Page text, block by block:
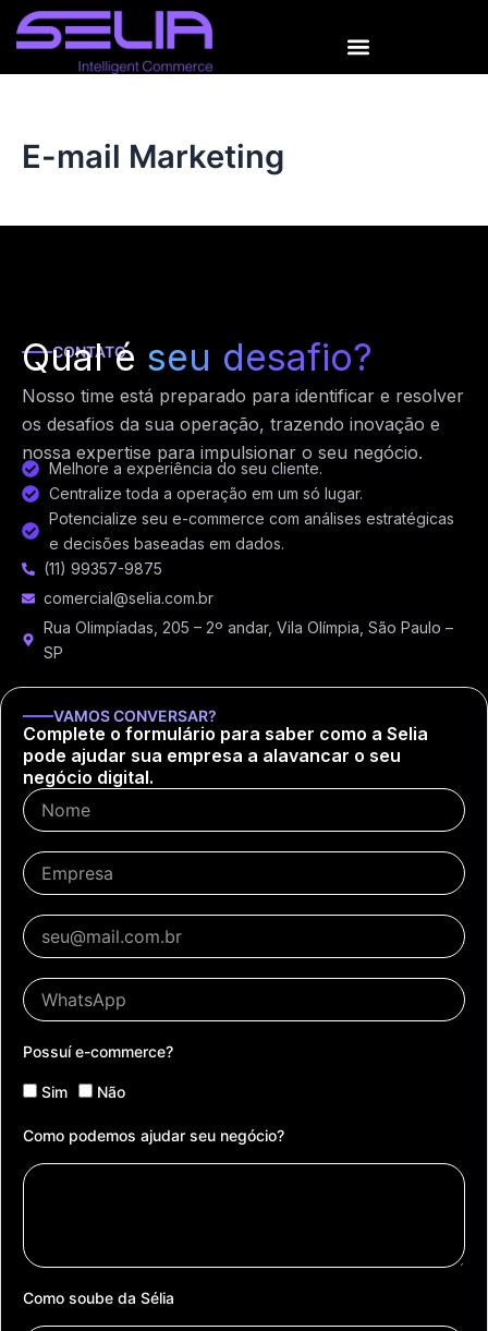
para
E-mail Marketing
CONTATO
Qual é seu desafio?
Nosso time está preparado para identificar e resolver
os desafios da sua operação, trazendo inovação e
nossa expertise para impulsionar o seu negócio.
Melhore a experiência do seu cliente.
Centralize toda a operação em um só lugar.
Potencialize seu e-commerce com análises estratégicas
e decisões baseadas em dados.
(11) 99357-9875
comercial@selia.com.br
Rua Olimpíadas, 205 – 2º andar, Vila Olímpia, São Paulo –
SP
VAMOS CONVERSAR?
Complete o formulário para saber como a Selia
pode ajudar sua empresa a alavancar o seu
negócio digital.
Possuí e-commerce?
Sim Não
Como podemos ajudar seu negócio?
Como soube da Sélia